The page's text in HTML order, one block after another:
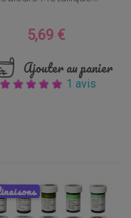
Prix
5,69 €
Ajouter au panier
1 avis